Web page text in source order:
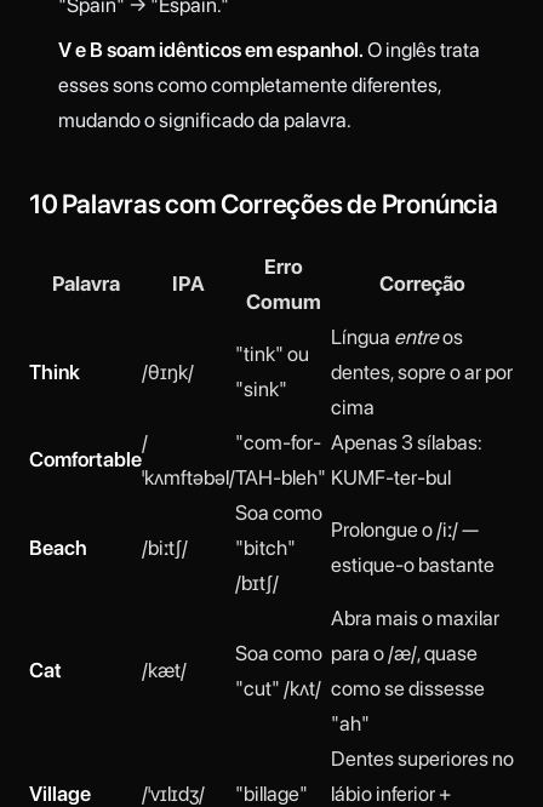
V e B soam idênticos em espanhol. O inglês trata
esses sons como completamente diferentes,
mudando o significado da palavra.
10 Palavras com Correções de Pronúncia
Palavra IPA
Erro
Comum
Correção
Think /θɪŋk/
"tink" ou
"sink"
Língua entreos
dentes, sopre o ar por
cima
Comfortable
/
ˈkʌmftəbəl/
"com-for-
TAH-bleh"
Apenas 3 sílabas:
KUMF-ter-bul
Beach /biːtʃ/
Soa como
"bitch"
/bɪtʃ/
Prolongue o /iː/ —
estique-o bastante
Cat /kæt/
Soa como
"cut" /kʌt/
Abra mais o maxilar
para o /æ/, quase
como se dissesse
"ah"
Village /ˈvɪlɪdʒ/ "billage"
Dentes superiores no
lábio inferior +